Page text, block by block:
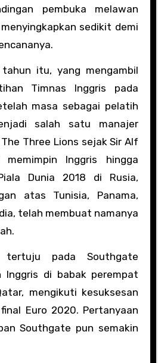
pembuka melawan
sedikit demi
itu, yang mengambil
Timnas Inggris pada
masa sebagai pelatih
salah satu manajer
Three Lions sejak Sir Alf
memimpin Inggris hingga
Dunia 2018 di Rusia,
atas Tunisia, Panama,
telah membuat namanya
tertuju pada Southgate
Inggris di babak perempat
mengikuti kesuksesan
Euro 2020. Pertanyaan
Southgate pun semakin